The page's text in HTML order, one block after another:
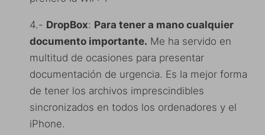
4.- DropBox: Para tener a mano cualquier
documento importante. Me ha servido en
multitud de ocasiones para presentar
documentación de urgencia. Es la mejor forma
de tener los archivos imprescindibles
sincronizados en todos los ordenadores y el
iPhone.